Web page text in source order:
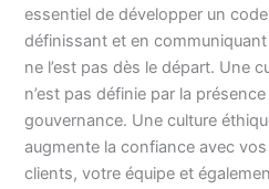
essentiel de développer un code
définissant et en
ne l’est pas dès le départ. Une
n’est pas définie par la
gouvernance. Une culture
augmente la confiance avec
clients, votre équipe et